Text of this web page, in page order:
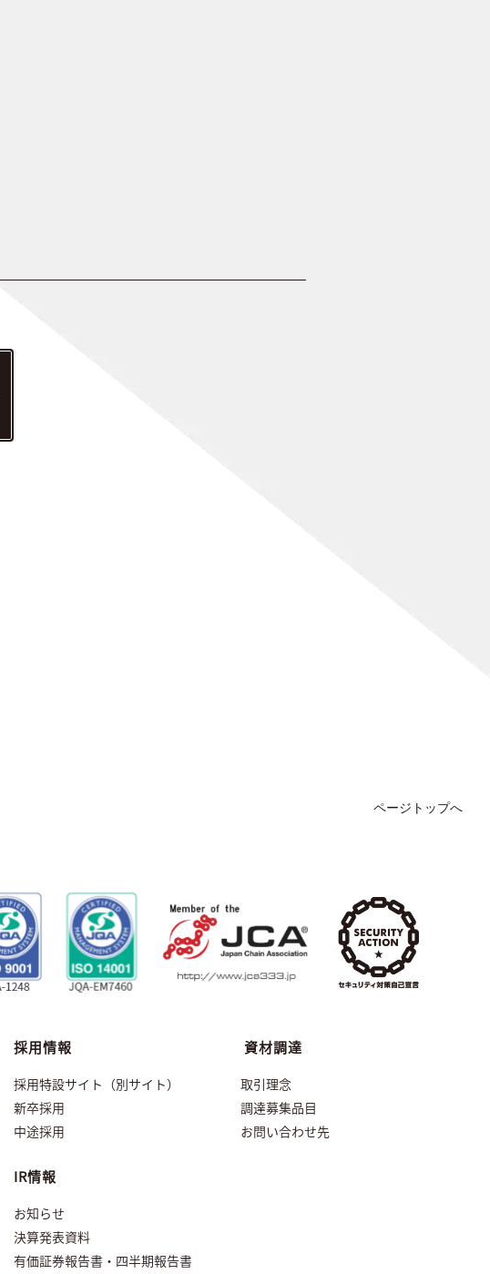
ページトップへ
採用情報
採用特設サイト（別サイト）
新卒採用
中途採用
IR情報
お知らせ
決算発表資料
有価証券報告書・四半期報告書
資材調達
取引理念
調達募集品目
お問い合わせ先